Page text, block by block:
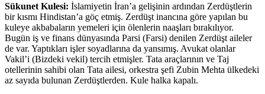
Sükunet Kulesi: İslamiyetin İran’a gelişinin ardından Zerdüştlerin
bir kısmı Hindistan’a göç etmiş. Zerdüşt inancına göre yapılan bu
kuleye akbabaların yemeleri için ölenlerin naaşları bırakılıyor.
Bugün iş ve finans dünyasında Parsi (Farsi) denilen Zerdüşt aileler
de var. Yaptıkları işler soyadlarına da yansımış. Avukat olanlar
Vakil’i (Bizdeki vekil) tercih etmişler. Tata araçlarının ve Taj
otellerinin sahibi olan Tata ailesi, orkestra şefi Zubin Mehta ülkedeki
az sayıda bulunan Zerdüştlerden. Kule halka kapalı.